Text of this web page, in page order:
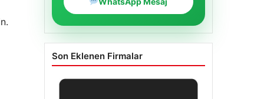
Son Eklenen Firmalar